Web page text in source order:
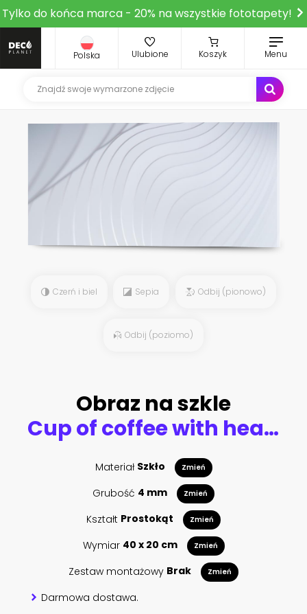
Tylko do końca marca - 20% na wszystkie fototapety!
Polska Ulubione Koszyk Menu
Czerń i biel Sepia Odbij (pionowo)
Odbij (poziomo)
Obraz na szkle
Cup of coffee with heart shape smoke and coffee beans on burlap sack on old wooden background
Materiał Szkło Zmień
Grubość 4 mm Zmień
Kształt Prostokąt Zmień
Wymiar 40 x 20 cm Zmień
Zestaw montażowy Brak Zmień
Darmowa dostawa.